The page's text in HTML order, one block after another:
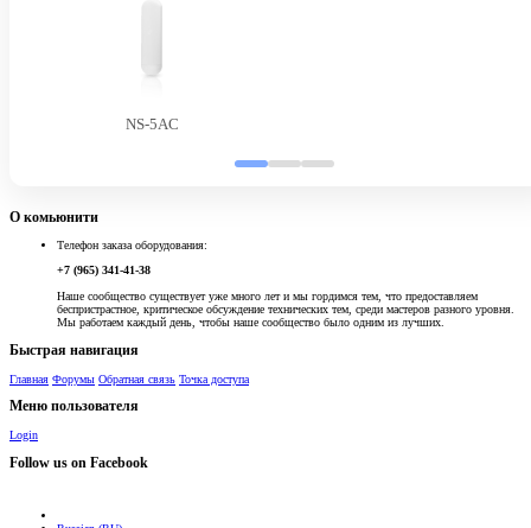
NS-5AC
О комьюнити
Телефон заказа оборудования:
+7 (965) 341-41-38
Наше сообщество существует уже много лет и мы гордимся тем, что предоставляем
беспристрастное, критическое обсуждение технических тем, среди мастеров разного уровня.
Мы работаем каждый день, чтобы наше сообщество было одним из лучших.
Быстрая навигация
Главная Форумы Обратная связь Точка доступа
Меню пользователя
Login
Follow us on Facebook